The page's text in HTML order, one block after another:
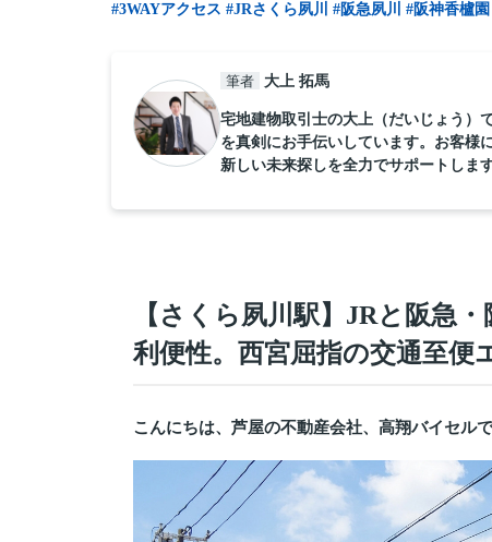
#3WAYアクセス #JRさくら夙川 #阪急夙川 #阪神香櫨園
筆者 大上 拓馬
宅地建物取引士の大上（だいじょう）
を真剣にお手伝いしています。お客様
新しい未来探しを全力でサポートします
【さくら夙川駅】JRと阪急
利便性。西宮屈指の交通至便
こんにちは、芦屋の不動産会社、高翔バイセルで